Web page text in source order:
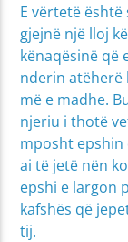
E vërtetë
gjejnë një lloj
kënaqësinë që
nderin atëherë
më e madhe.
njeriu i thotë
mposht epshin
ai të jetë nën
epshi e largon
kafshës që
tij.